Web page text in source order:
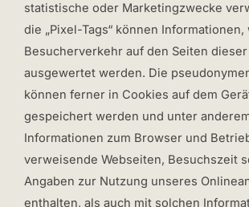
statistische oder Marketingzwecke
die „Pixel-Tags“ können
Besucherverkehr auf den Seiten
ausgewertet werden. Die
können ferner in Cookies auf dem
gespeichert werden und unter
Informationen zum Browser und
verweisende Webseiten, Besuchszeit
Angaben zur Nutzung unseres
enthalten, als auch mit solchen